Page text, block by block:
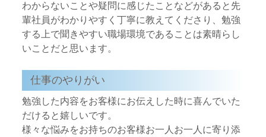
わからないことや疑問に感じたことなどがあると先
輩社員がわかりやすく丁寧に教えてくださり、勉強
する上で聞きやすい職場環境であることは素晴らし
いことだと思います。
仕事のやりがい
勉強した内容をお客様にお伝えした時に喜んでいた
だけると嬉しいです。
様々な悩みをお持ちのお客様お一人お一人に寄り添